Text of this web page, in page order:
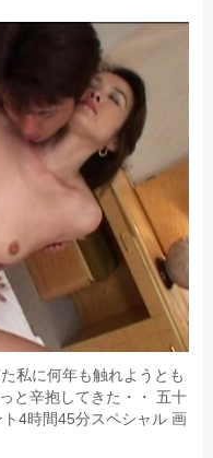
私に何年も触れようとも
と辛抱してきた・・ 五十
4時間45分スペシャル 画